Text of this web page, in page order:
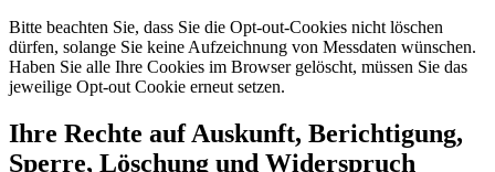
Bitte beachten Sie, dass Sie die Opt-out-Cookies nicht löschen
dürfen, solange Sie keine Aufzeichnung von Messdaten wünschen.
Haben Sie alle Ihre Cookies im Browser gelöscht, müssen Sie das
jeweilige Opt-out Cookie erneut setzen.
Ihre Rechte auf Auskunft, Berichtigung,
Sperre, Löschung und Widerspruch